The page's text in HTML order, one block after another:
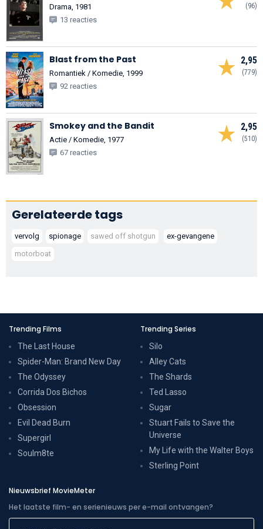
(96)
Drama, 1981
13 reacties
2,95
(779)
Blast from the Past
Romantiek / Komedie, 1999
92 reacties
2,95
(510)
Smokey and the Bandit
Actie / Komedie, 1977
67 reacties
Gerelateerde tags
vervolg spionage sawed off shotgun
ex-gevangene
motorboat
Trending Films
The Last House
Spider-Man: Brand New Day
The Odyssey
Corrida Dos Bichos
Obsession
Evil Dead Burn
Supergirl
Soulm8te
Trending Series
Silo
Alley Cats
The Shards
Ted Lasso
Sugar
Stuart Fails to Save the
Universe
My Life with the Walter Boys
Sterling Point
Nieuwsbrief MovieMeter
Het laatste film- en serienieuws per e-mail ontvangen?